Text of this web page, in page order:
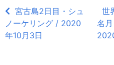
宮古島2日目・シュ
ノーケリング / 2020
年10月3日
世
名